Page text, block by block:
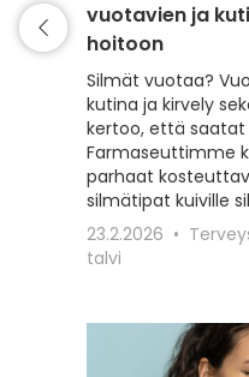
vuotavien ja
hoitoon
Silmät vuotaa?
kutina ja kirvely
kertoo, että saatat
Farmaseuttimme
parhaat
silmätipat kuiville
23.2.2026
talvi